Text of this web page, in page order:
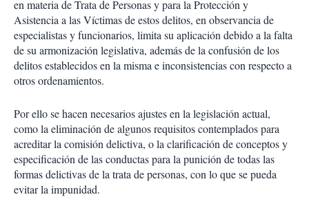
en materia de Trata de Personas y para la Protección y
Asistencia a las Víctimas de estos delitos, en observancia de
especialistas y funcionarios, limita su aplicación debido a la falta
de su armonización legislativa, además de la confusión de los
delitos establecidos en la misma e inconsistencias con respecto a
otros ordenamientos.
Por ello se hacen necesarios ajustes en la legislación actual,
como la eliminación de algunos requisitos contemplados para
acreditar la comisión delictiva, o la clarificación de conceptos y
especificación de las conductas para la punición de todas las
formas delictivas de la trata de personas, con lo que se pueda
evitar la impunidad.